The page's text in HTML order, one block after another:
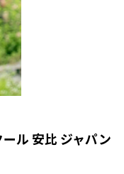
ル 安比 ジャパン